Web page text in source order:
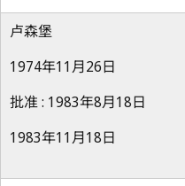
卢森堡
1974年11月26日
批准 : 1983年8月18日
1983年11月18日